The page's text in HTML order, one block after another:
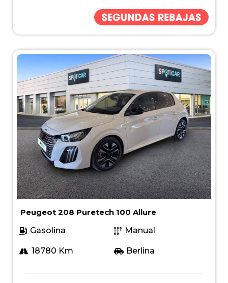
Peugeot 208 Puretech 100 Allure
Gasolina
Manual
18780 Km Berlina